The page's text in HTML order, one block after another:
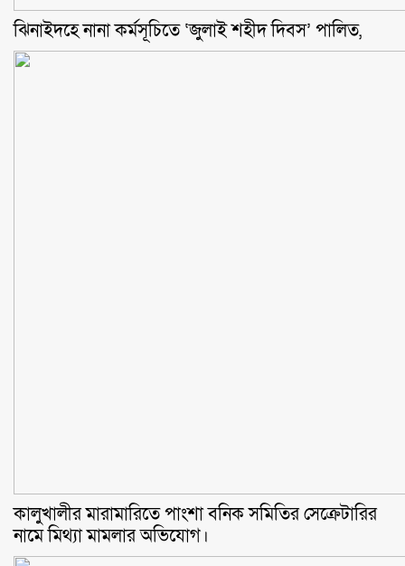
ঝিনাইদহে নানা কর্মসূচিতে ‘জুলাই শহীদ দিবস’ পালিত,
কালুখালীর মারামারিতে পাংশা বনিক সমিতির সেক্রেটারির
নামে মিথ্যা মামলার অভিযোগ।